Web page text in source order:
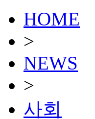
HOME
>
NEWS
>
사회